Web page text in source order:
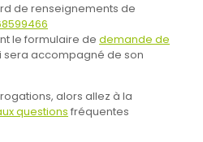
de renseignements de
le formulaire de demande de
sera accompagné de son
alors allez à la
questions fréquentes